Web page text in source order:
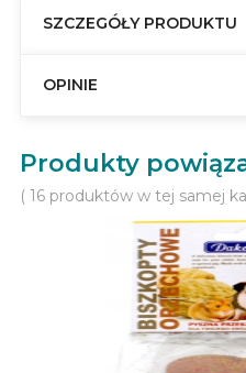
SZCZEGÓŁY PRODUKTU
OPINIE
Produkty
( 16 produktów w tej samej